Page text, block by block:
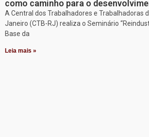
como caminho para o
A Central dos Trabalhadores e Trabalhadoras
Janeiro (CTB-RJ) realiza o Seminário
Base da
Leia mais »